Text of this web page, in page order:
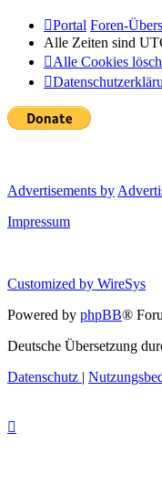
Portal Foren-
Alle Zeiten sind
Alle Cookies
Advertisements by
Impressum
Customized by WireSys
Powered by phpBB®
Deutsche Übersetzung
Datenschutz |